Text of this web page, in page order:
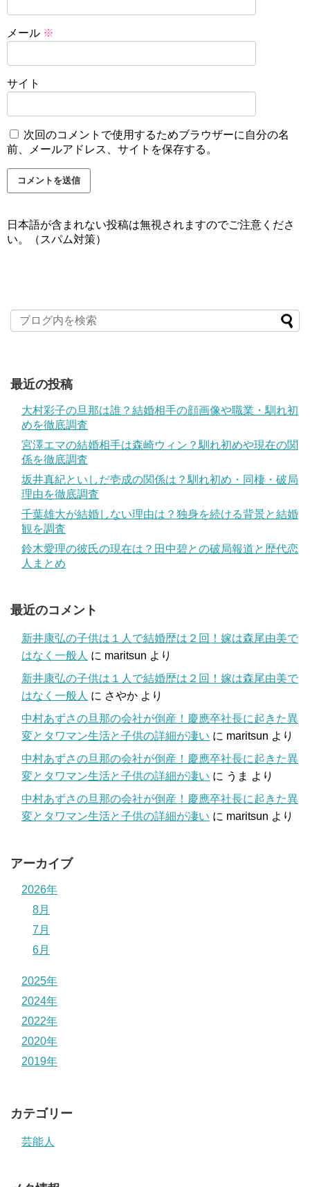
メール ※
サイト
次回のコメントで使用するためブラウザーに自分の名
前、メールアドレス、サイトを保存する。
日本語が含まれない投稿は無視されますのでご注意くださ
い。（スパム対策）
最近の投稿
大村彩子の旦那は誰？結婚相手の顔画像や職業・馴れ初
めを徹底調査
宮澤エマの結婚相手は森崎ウィン？馴れ初めや現在の関
係を徹底調査
坂井真紀といしだ壱成の関係は？馴れ初め・同棲・破局
理由を徹底調査
千葉雄大が結婚しない理由は？独身を続ける背景と結婚
観を調査
鈴木愛理の彼氏の現在は？田中碧との破局報道と歴代恋
人まとめ
最近のコメント
新井康弘の子供は１人で結婚歴は２回！嫁は森尾由美で
はなく一般人 に maritsun より
新井康弘の子供は１人で結婚歴は２回！嫁は森尾由美で
はなく一般人 に さやか より
中村あずさの旦那の会社が倒産！慶應卒社長に起きた異
変とタワマン生活と子供の詳細が凄い に maritsun より
中村あずさの旦那の会社が倒産！慶應卒社長に起きた異
変とタワマン生活と子供の詳細が凄い に うま より
中村あずさの旦那の会社が倒産！慶應卒社長に起きた異
変とタワマン生活と子供の詳細が凄い に maritsun より
アーカイブ
2026年
8月
7月
6月
2025年
2024年
2022年
2020年
2019年
カテゴリー
芸能人